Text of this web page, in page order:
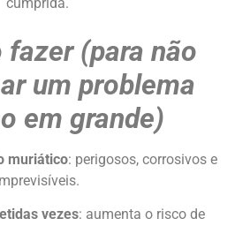
cumprida.
fazer (para não
um problema
em grande)
muriático: perigosos, corrosivos e
vezes: aumenta o risco de